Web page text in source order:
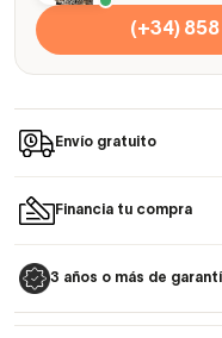
(+34)
Envío gratuito
Financia tu compra
3 años o más de